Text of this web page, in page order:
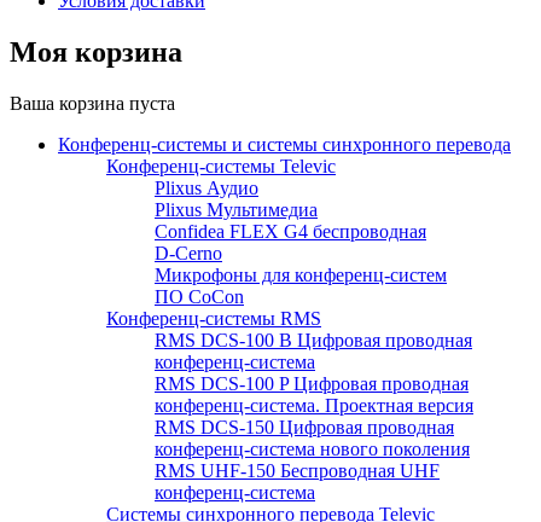
Моя корзина
Ваша корзина пуста
Конференц-системы и системы синхронного перевода
Конференц-системы Televic
Plixus Аудио
Plixus Мультимедиа
Confidea FLEX G4 беспроводная
D-Cerno
Микрофоны для конференц-систем
ПО CoCon
Конференц-системы RMS
RMS DCS-100 B Цифровая проводная
конференц-система
RMS DCS-100 P Цифровая проводная
конференц-система. Проектная версия
RMS DCS-150 Цифровая проводная
конференц-система нового поколения
RMS UHF-150 Беспроводная UHF
конференц-система
Системы синхронного перевода Televic